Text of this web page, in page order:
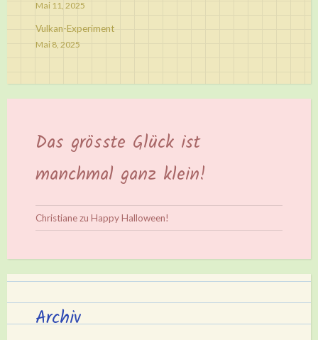
Mai 11, 2025
Vulkan-Experiment
Mai 8, 2025
Das grösste Glück ist
manchmal ganz klein!
Christianezu Happy Halloween!
Archiv